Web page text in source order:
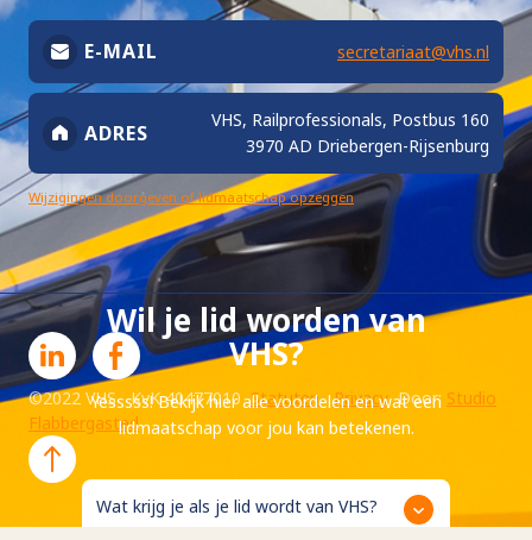
Wil je lid worden van
VHS?
Yesssss! Bekijk hier alle voordelen en wat een
lidmaatschap voor jou kan betekenen.
Wat krijg je als je lid wordt van VHS?
E-MAIL secretariaat@vhs.nl
ADRES
VHS, Railprofessionals, Postbus 160
3970 AD Driebergen-Rijsenburg
Wijzigingen doorgeven of lidmaatschap opzeggen
©2022 VHS KvK 40477010Statuten PrivacyDoor: Studio
Flabbergasted